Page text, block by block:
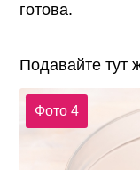
готова.
Подавайте тут
Фото 4